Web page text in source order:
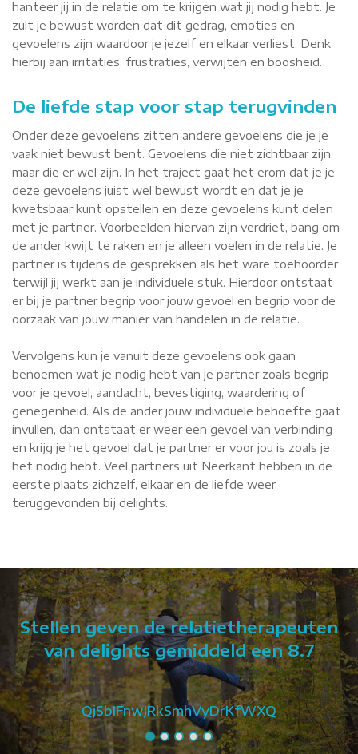
hanteer jij in de relatie om te krijgen wat jij nodig hebt. Je
zult je bewust worden dat dit gedrag, emoties en
gevoelens zijn waardoor je jezelf en elkaar verliest. Denk
hierbij aan irritaties, frustraties, verwijten en boosheid.
De liefde stap voor stap terugvinden
Onder deze gevoelens zitten andere gevoelens die je je
vaak niet bewust bent. Gevoelens die niet zichtbaar zijn,
maar die er wel zijn. In het traject gaat het erom dat je je
deze gevoelens juist wel bewust wordt en dat je je
kwetsbaar kunt opstellen en deze gevoelens kunt delen
met je partner. Voorbeelden hiervan zijn verdriet, bang om
de ander kwijt te raken en je alleen voelen in de relatie. Je
partner is tijdens de gesprekken als het ware toehoorder
terwijl jij werkt aan je individuele stuk. Hierdoor ontstaat
er bij je partner begrip voor jouw gevoel en begrip voor de
oorzaak van jouw manier van handelen in de relatie.
Vervolgens kun je vanuit deze gevoelens ook gaan
benoemen wat je nodig hebt van je partner zoals begrip
voor je gevoel, aandacht, bevestiging, waardering of
genegenheid. Als de ander jouw individuele behoefte gaat
invullen, dan ontstaat er weer een gevoel van verbinding
en krijg je het gevoel dat je partner er voor jou is zoals je
het nodig hebt. Veel partners uit Neerkant hebben in de
eerste plaats zichzelf, elkaar en de liefde weer
teruggevonden bij delights.
Stellen geven de relatietherapeuten
van delights gemiddeld een 8.7
QjSbIFnwJRkSmhVyDrKfWXQ